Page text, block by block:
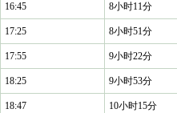
16:45 8小时11分
17:25 8小时51分
17:55 9小时22分
18:25 9小时53分
18:47 10小时15分